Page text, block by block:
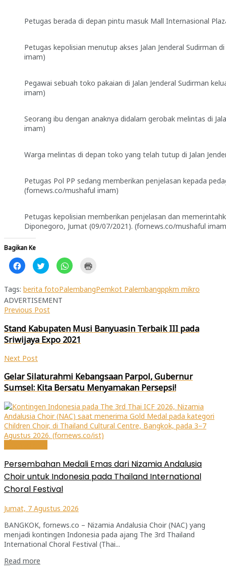
Petugas berada di depan pintu masuk Mall Internasional
Petugas kepolisian menutup akses Jalan Jenderal Sudirman
imam)
Pegawai sebuah toko pakaian di Jalan Jenderal Sudirman
imam)
Seorang ibu dengan anaknya didalam gerobak melintas di
imam)
Warga melintas di depan toko yang telah tutup di Jalan
Petugas Pol PP sedang memberikan penjelasan kepada
(fornews.co/mushaful imam)
Petugas kepolisian memberikan penjelasan dan
Diponegoro, Jumat (09/07/2021). (fornews.co/mushaful
Bagikan Ke
Klik
untuk
membagikan
Facebook(Membuka
di
jendela
yang
baru)
Klik
untuk
berbagi
Twitter(Membuka
di
jendela
yang
baru)
Klik
untuk
WhatsApp(Membuka
di
jendela
yang
Tags: berita fotoPalembangPemkot Palembangppkm mikro
ADVERTISEMENT
Previous Post
Stand Kabupaten Musi Banyuasin Terbaik III pada
Sriwijaya Expo 2021
Next Post
Gelar Silaturahmi Kebangsaan Parpol, Gubernur
Sumsel: Kita Bersatu Menyamakan Persepsi!
Persembahan Medali Emas dari Nizamia Andalusia
Choir untuk Indonesia pada Thailand International
Choral Festival
Jumat, 7 Agustus 2026
BANGKOK, fornews.co – Nizamia Andalusia Choir (NAC) yang
menjadi kontingen Indonesia pada ajang The 3rd Thailand
International Choral Festival (Thai...
Read more